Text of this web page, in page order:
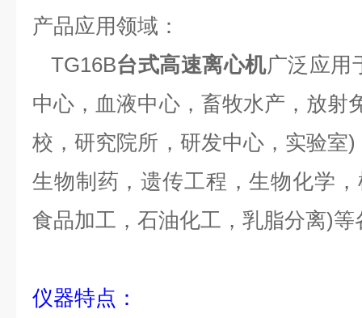
产品应用领域：
TG16B台式高速离心机广泛应用
中心 ， 血液中心， 畜牧水产 ， 放射
校 ，研究院所 ， 研发中心， 实验室)
生物制药 ，遗传工程 ，生物化学 ，
食品加工 ， 石油化工 ， 乳脂分离)等
仪器特点：